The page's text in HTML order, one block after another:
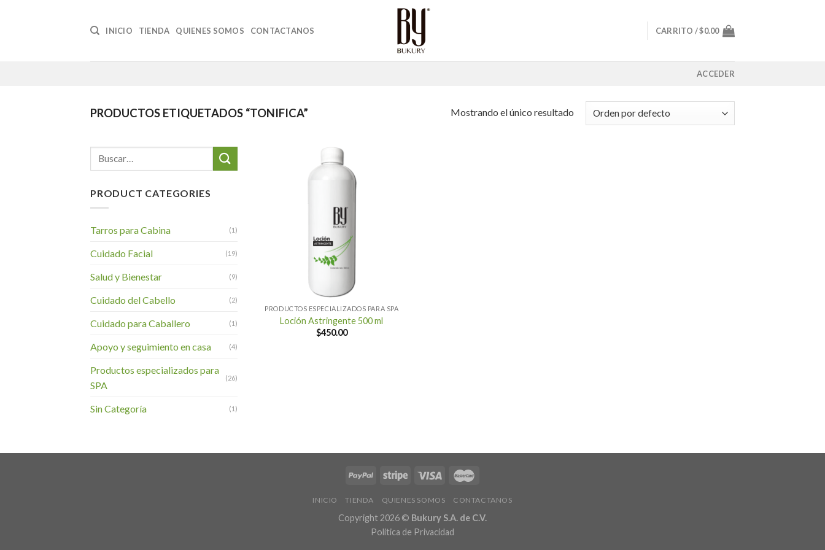
INICIO TIENDA QUIENES SOMOS CONTACTANOS CARRITO /$0.00
ACCEDER
PRODUCTOS ETIQUETADOS “TONIFICA” Mostrando el único resultado
Buscar
PRODUCT CATEGORIES
Tarros para Cabina (1)
Cuidado Facial (19)
Salud y Bienestar (9)
Cuidado del Cabello (2)
Cuidado para Caballero (1)
Apoyo y seguimiento en casa (4)
Productos especializados para
SPA
(26)
Sin Categoría (1)
PRODUCTOS ESPECIALIZADOS PARA SPA
Loción Astringente 500 ml
$450.00
INICIO TIENDA QUIENES SOMOS CONTACTANOS
Copyright 2026 © Bukury S.A. de C.V.
Politica de Privacidad